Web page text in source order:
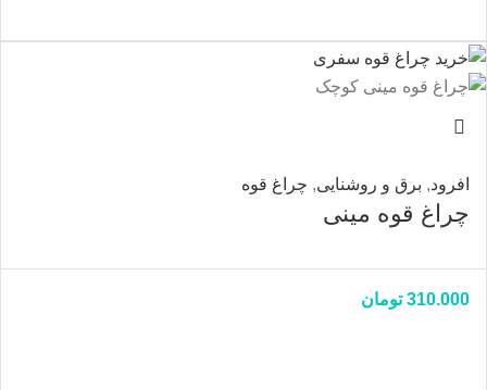
افرود, برق و روشنایی, چراغ قوه
چراغ قوه مینی
310.000 تومان